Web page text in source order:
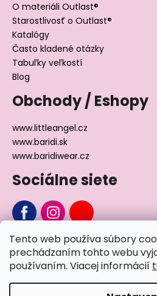
Tento web používa súbory
prechádzaním tohto webu
používaním. Viacej informácií
O materiáli Outlast®
Starostlivosť o Outlast®
Katalógy
Často kladené otázky
Tabuľky veľkostí
Blog
Obchody / Eshopy
www.littleangel.cz
www.baridi.sk
www.baridiwear.cz
Sociálne siete
Chcete sa nás na